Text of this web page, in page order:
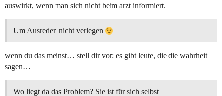
auswirkt, wenn man sich nicht beim arzt informiert.
Um Ausreden nicht verlegen
wenn du das meinst… stell dir vor: es gibt leute, die die wahrheit
sagen…
Wo liegt da das Problem? Sie ist für sich selbst